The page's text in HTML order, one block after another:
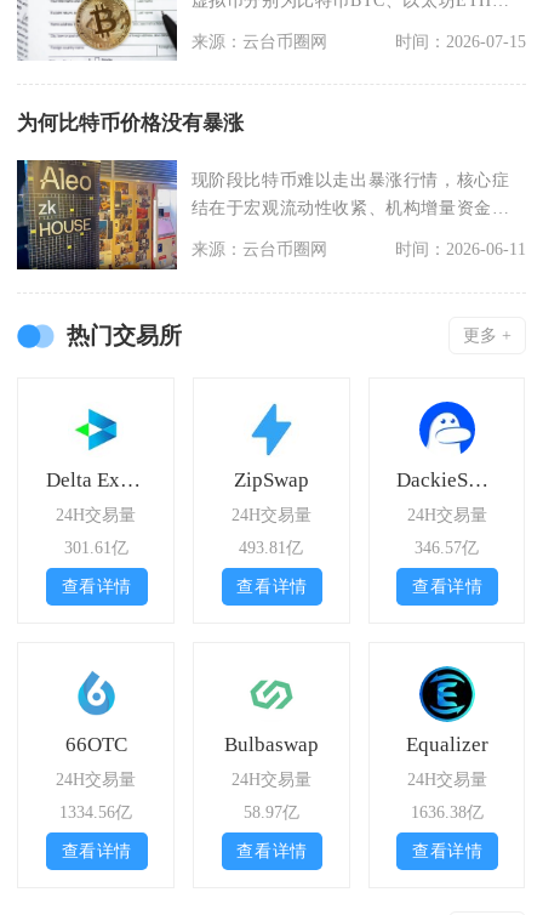
来源：云台币圈网 时间：2026-07-15
为何比特币价格没有暴涨
现阶段比特币难以走出暴涨行情，核心症
结在于宏观流动性收紧、机构增量资金退
潮、市场资金分流、
来源：云台币圈网 时间：2026-06-11
热门交易所 更多 +
Delta Exchange
24H交易量
301.61亿
查看详情
ZipSwap
24H交易量
493.81亿
查看详情
DackieSwap
24H交易量
346.57亿
查看详情
66OTC
24H交易量
1334.56亿
查看详情
Bulbaswap
24H交易量
58.97亿
查看详情
Equalizer
24H交易量
1636.38亿
查看详情